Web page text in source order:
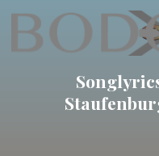
content